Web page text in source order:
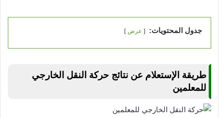
جدول المحتويات: عرض
طريقة الإستعلام عن نتائج حركة النقل الخارجي
للمعلمين